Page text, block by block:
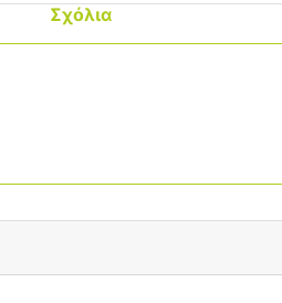
Σχόλια